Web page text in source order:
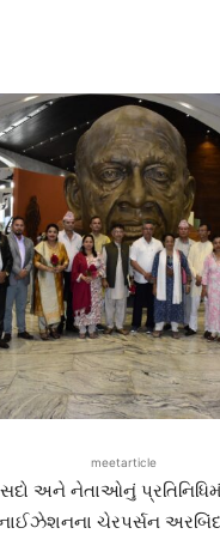
meetarticle
અને નેતાઓનું
ચેરપર્સન